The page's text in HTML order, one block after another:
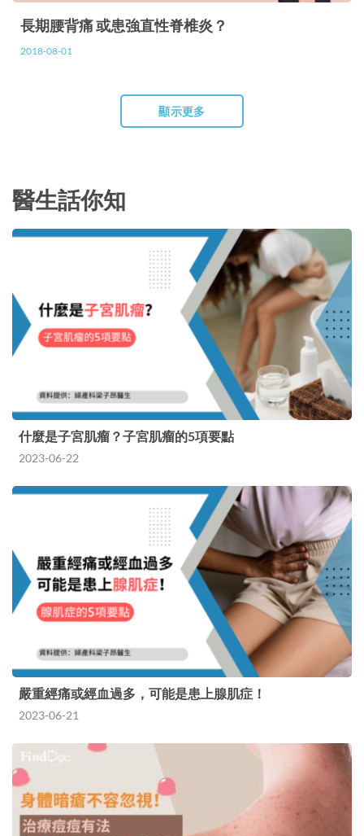
長期腰背痛 或患強直性脊椎炎？
2018-08-01
顯示更多
醫生話你知
什麼是子宮肌瘤？子宮肌瘤的5項要點
2023-06-22
嚴重經痛或經血過多，可能是患上腺肌症！
2023-06-21